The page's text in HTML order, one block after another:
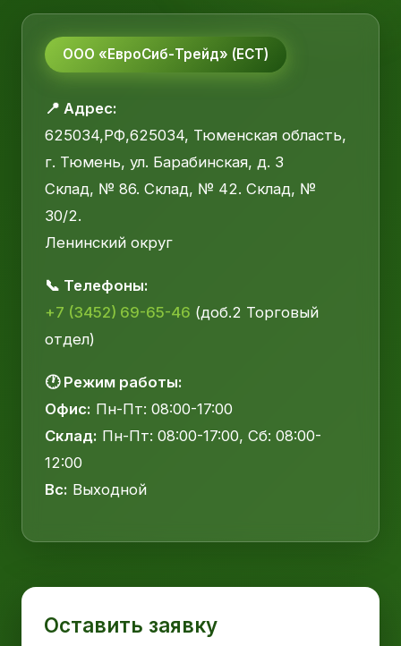
ООО «ЕвроСиб-Трейд» (ЕСТ)
📍 Адрес:
625034,РФ,625034, Тюменская область,
г. Тюмень, ул. Барабинская, д. 3
Склад, № 86. Склад, № 42. Склад, №
30/2.
Ленинский округ
📞 Телефоны:
+7 (3452) 69-65-46 (доб.2 Торговый
отдел)
🕐 Режим работы:
Офис: Пн-Пт: 08:00-17:00
Склад: Пн-Пт: 08:00-17:00, Сб: 08:00-
12:00
Вс: Выходной
Оставить заявку